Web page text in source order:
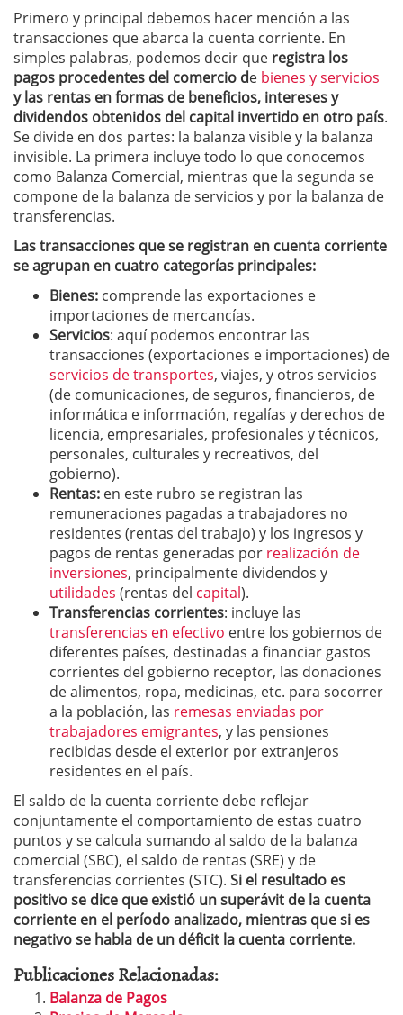
Primero y principal debemos hacer mención a las
transacciones que abarca la cuenta corriente. En
simples palabras, podemos decir que registra los
pagos procedentes del comercio de bienes y servicios
y las rentas en formas de beneficios, intereses y
dividendos obtenidos del capital invertido en otro país.
Se divide en dos partes: la balanza visible y la balanza
invisible. La primera incluye todo lo que conocemos
como Balanza Comercial, mientras que la segunda se
compone de la balanza de servicios y por la balanza de
transferencias.
Las transacciones que se registran en cuenta corriente
se agrupan en cuatro categorías principales:
Bienes: comprende las exportaciones e
importaciones de mercancías.
Servicios: aquí podemos encontrar las
transacciones (exportaciones e importaciones) de
servicios de transportes, viajes, y otros servicios
(de comunicaciones, de seguros, financieros, de
informática e información, regalías y derechos de
licencia, empresariales, profesionales y técnicos,
personales, culturales y recreativos, del
gobierno).
Rentas: en este rubro se registran las
remuneraciones pagadas a trabajadores no
residentes (rentas del trabajo) y los ingresos y
pagos de rentas generadas por realización de
inversiones, principalmente dividendos y
utilidades (rentas del capital).
Transferencias corrientes: incluye las
transferencias en efectivo entre los gobiernos de
diferentes países, destinadas a financiar gastos
corrientes del gobierno receptor, las donaciones
de alimentos, ropa, medicinas, etc. para socorrer
a la población, las remesas enviadas por
trabajadores emigrantes, y las pensiones
recibidas desde el exterior por extranjeros
residentes en el país.
El saldo de la cuenta corriente debe reflejar
conjuntamente el comportamiento de estas cuatro
puntos y se calcula sumando al saldo de la balanza
comercial (SBC), el saldo de rentas (SRE) y de
transferencias corrientes (STC). Si el resultado es
positivo se dice que existió un superávit de la cuenta
corriente en el período analizado, mientras que si es
negativo se habla de un déficit la cuenta corriente.
Publicaciones Relacionadas:
Balanza de Pagos